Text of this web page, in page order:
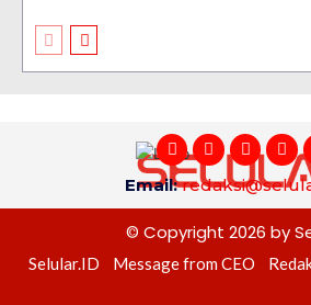
Email:
© Copyright 2026 by
Selular.ID Message from CEO